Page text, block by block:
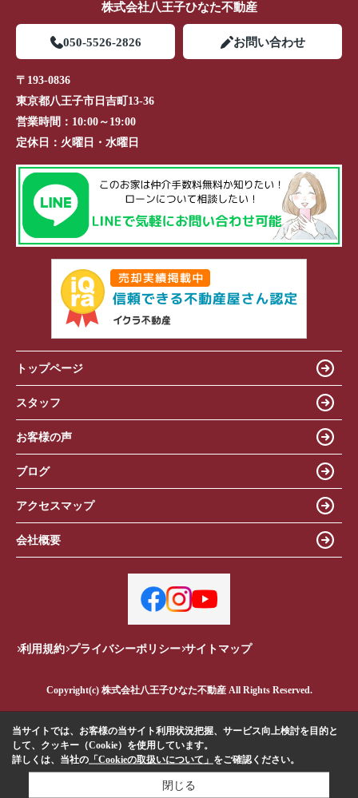
株式会社八王子ひなた不動産
050-5526-2826 お問い合わせ
〒193-0836
東京都八王子市日吉町13-36
営業時間： 10:00～19:00
定休日： 火曜日・水曜日
トップページ
スタッフ
お客様の声
ブログ
アクセスマップ
会社概要
利用規約 プライバシーポリシー サイトマップ
Copyright(c) 株式会社八王子ひなた不動産 All Rights Reserved.
当サイトでは、お客様の当サイト利用状況把握、サービス向上検討を目的と
して、クッキー（Cookie）を使用しています。
詳しくは、当社の 「Cookieの取扱いについて」 をご確認ください。
閉じる